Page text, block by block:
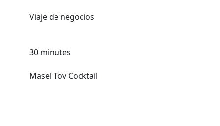
Viaje de negocios
30 minutes
Masel Tov Cocktail